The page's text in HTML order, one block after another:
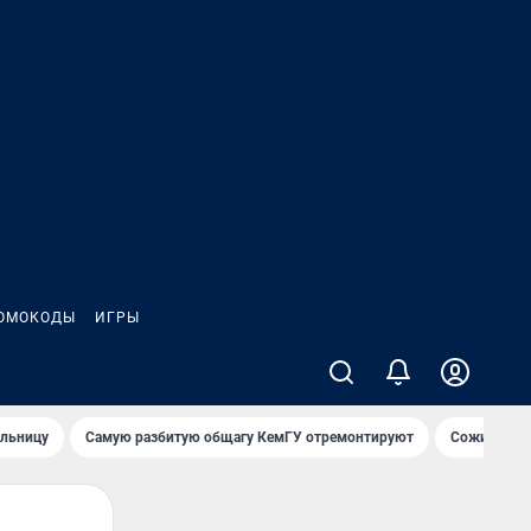
ИГРЫ
Самую разбитую общагу КемГУ отремонтируют